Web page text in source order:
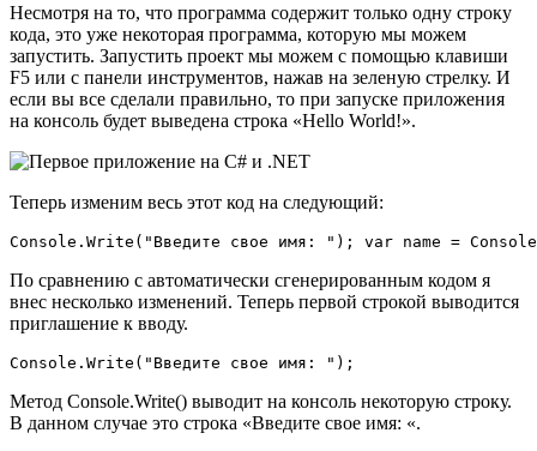
Несмотря на то, что программа содержит только одну строку
кода, это уже некоторая программа, которую мы можем
запустить. Запустить проект мы можем с помощью клавиши
F5 или с панели инструментов, нажав на зеленую стрелку. И
если вы все сделали правильно, то при запуске приложения
на консоль будет выведена строка «Hello World!».
Теперь изменим весь этот код на следующий:
Console.Write("Введите свое имя: "); var name =
По сравнению с автоматически сгенерированным кодом я
внес несколько изменений. Теперь первой строкой выводится
приглашение к вводу.
Console.Write("Введите свое имя: ");
Метод Console.Write() выводит на консоль некоторую строку.
В данном случае это строка «Введите свое имя: «.